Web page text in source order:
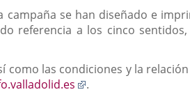
campaña se han diseñado e
referencia a los cinco
como las condiciones y la
Enlace
.